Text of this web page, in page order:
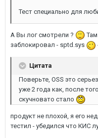
Тест специально для
А Вы лог смотрели ?
Там
заблокировал - sptd.sys
Цитата
Поверьте, OSS это
уже 2 года как, после
скучновато стало
продукт не плохой, я его
тестил - убедился что КИС